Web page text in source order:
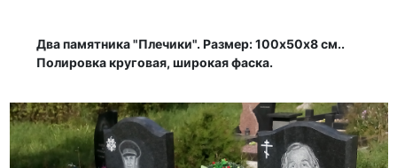
Два памятника "Плечики". Размер: 100х50х8 см..
Полировка круговая, широкая фаска.